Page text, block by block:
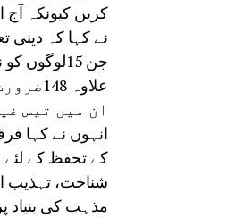
کریں کیونکہ
نے کہا کہ دینی
جن
ان میں تیس
انہوں نے کہا
کے تحفظ کے لئے
شناخت، تہذیب
مذہب کی بنیاد